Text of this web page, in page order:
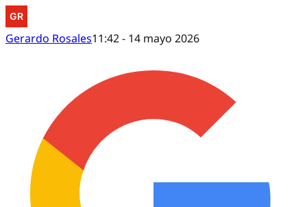
Gerardo Rosales11:42 - 14 mayo 2026